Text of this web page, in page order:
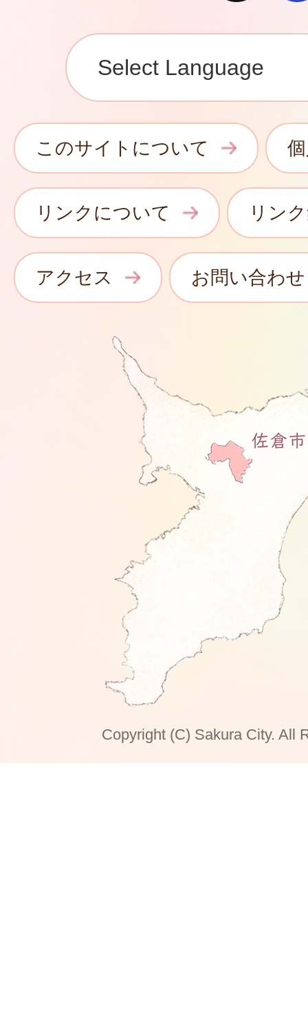
このサイトについて
リンクについて リン
アクセス お問い合わせ
Copyright (C) Sakura City. All